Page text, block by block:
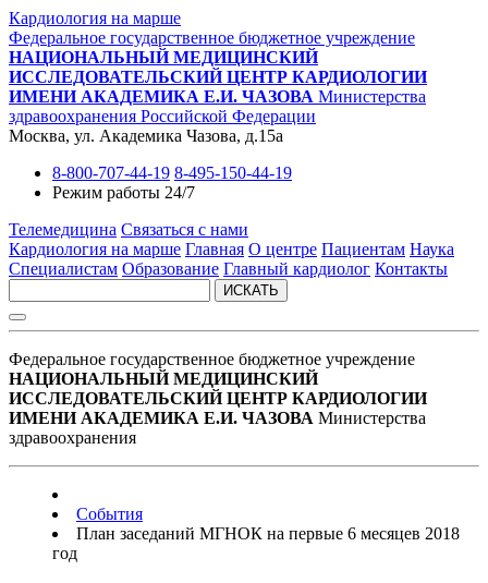
Кардиология на марше
Федеральное государственное бюджетное учреждение
НАЦИОНАЛЬНЫЙ МЕДИЦИНСКИЙ
ИССЛЕДОВАТЕЛЬСКИЙ ЦЕНТР КАРДИОЛОГИИ
ИМЕНИ АКАДЕМИКА Е.И. ЧАЗОВА Министерства
здравоохранения Российской Федерации
Москва, ул. Академика Чазова, д.15а
8-800-707-44-19 8-495-150-44-19
Режим работы 24/7
Телемедицина Связаться с нами
Кардиология на марше Главная О центре Пациентам Наука
Специалистам Образование Главный кардиолог Контакты
ИСКАТЬ
Федеральное государственное бюджетное учреждение
НАЦИОНАЛЬНЫЙ МЕДИЦИНСКИЙ
ИССЛЕДОВАТЕЛЬСКИЙ ЦЕНТР КАРДИОЛОГИИ
ИМЕНИ АКАДЕМИКА Е.И. ЧАЗОВА Министерства
здравоохранения
События
План заседаний МГНОК на первые 6 месяцев 2018
год